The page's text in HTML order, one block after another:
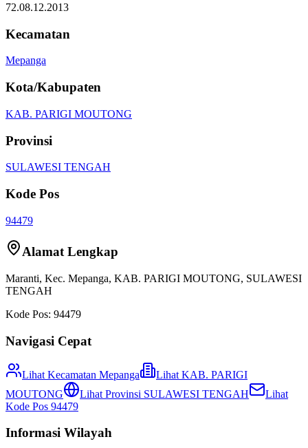
72.08.12.2013
Kecamatan
Mepanga
Kota/Kabupaten
KAB. PARIGI MOUTONG
Provinsi
SULAWESI TENGAH
Kode Pos
94479
Alamat Lengkap
Maranti, Kec. Mepanga, KAB. PARIGI MOUTONG, SULAWESI
TENGAH
Kode Pos: 94479
Navigasi Cepat
Lihat Kecamatan Mepanga Lihat KAB. PARIGI
MOUTONG
Lihat Provinsi SULAWESI TENGAH
Lihat
Kode Pos 94479
Informasi Wilayah